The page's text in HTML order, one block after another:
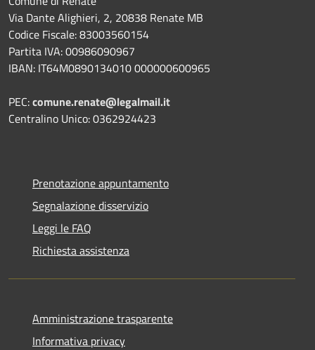
Via Dante Alighieri, 2, 20838 Renate MB
Codice Fiscale: 83003560154
Partita IVA: 00986090967
IBAN: IT64M0890134010 000000600965
PEC:comune.renate@legalmail.it
Centralino Unico: 0362924423
Prenotazione appuntamento
Segnalazione disservizio
Leggi le FAQ
Richiesta assistenza
Amministrazione trasparente
Informativa privacy